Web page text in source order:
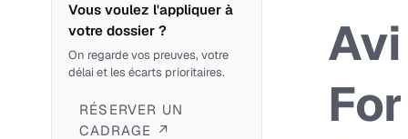
Vous voulez l'appliquer à
votre dossier ?
On regarde vos preuves, votre
délai et les écarts prioritaires.
RÉSERVER UN
CADRAGE ↗